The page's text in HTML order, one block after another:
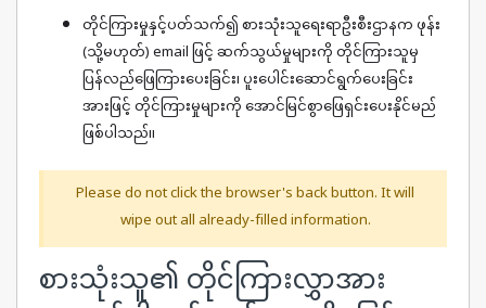
တိုင်ကြားမှုနှင့်ပတ်သက်၍ စားသုံးသူရေးရာဦးစီးဌာနက ဖုန်း
(သို့မဟုတ်) email ဖြင့် ဆက်သွယ်မှုများကို တိုင်ကြားသူမှ
ပြန်လည်ဖြေကြားပေးခြင်း၊ ပူးပေါင်းဆောင်ရွက်ပေးခြင်း
အားဖြင့် တိုင်ကြားမှုများကို အောင်မြင်စွာဖြေရှင်းပေးနိုင်မည်
ဖြစ်ပါသည်။
Please do not click the browser's back button. It will
wipe out all already-filled information.
စားသုံးသူ၏ တိုင်ကြားလွှာအား